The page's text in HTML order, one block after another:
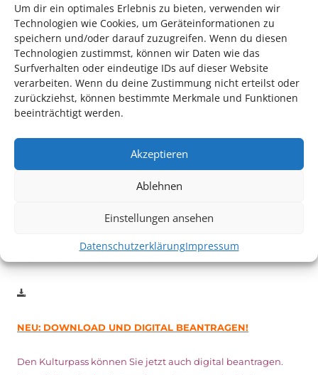
Um dir ein optimales Erlebnis zu bieten, verwenden wir
Technologien wie Cookies, um Geräteinformationen zu
speichern und/oder darauf zuzugreifen. Wenn du diesen
Technologien zustimmst, können wir Daten wie das
Surfverhalten oder eindeutige IDs auf dieser Website
verarbeiten. Wenn du deine Zustimmung nicht erteilst oder
zurückziehst, können bestimmte Merkmale und Funktionen
beeinträchtigt werden.
Akzeptieren
Ablehnen
Einstellungen ansehen
DatenschutzerklärungImpressum
Auch dieses Jahr findet wieder das
Filmsin Ludwigshafen statt.
Vom 19. August bist zum 9. September
Inhaber*innen freien Eintrittzu den Vorstellungen – 30
Minuten vor Beginn des Films und solange der Vorrat reicht!
NEU: DOWNLOAD UND DIGITAL BEANTRAGEN!
Den Kulturpass können Sie jetzt auch digital beantragen.